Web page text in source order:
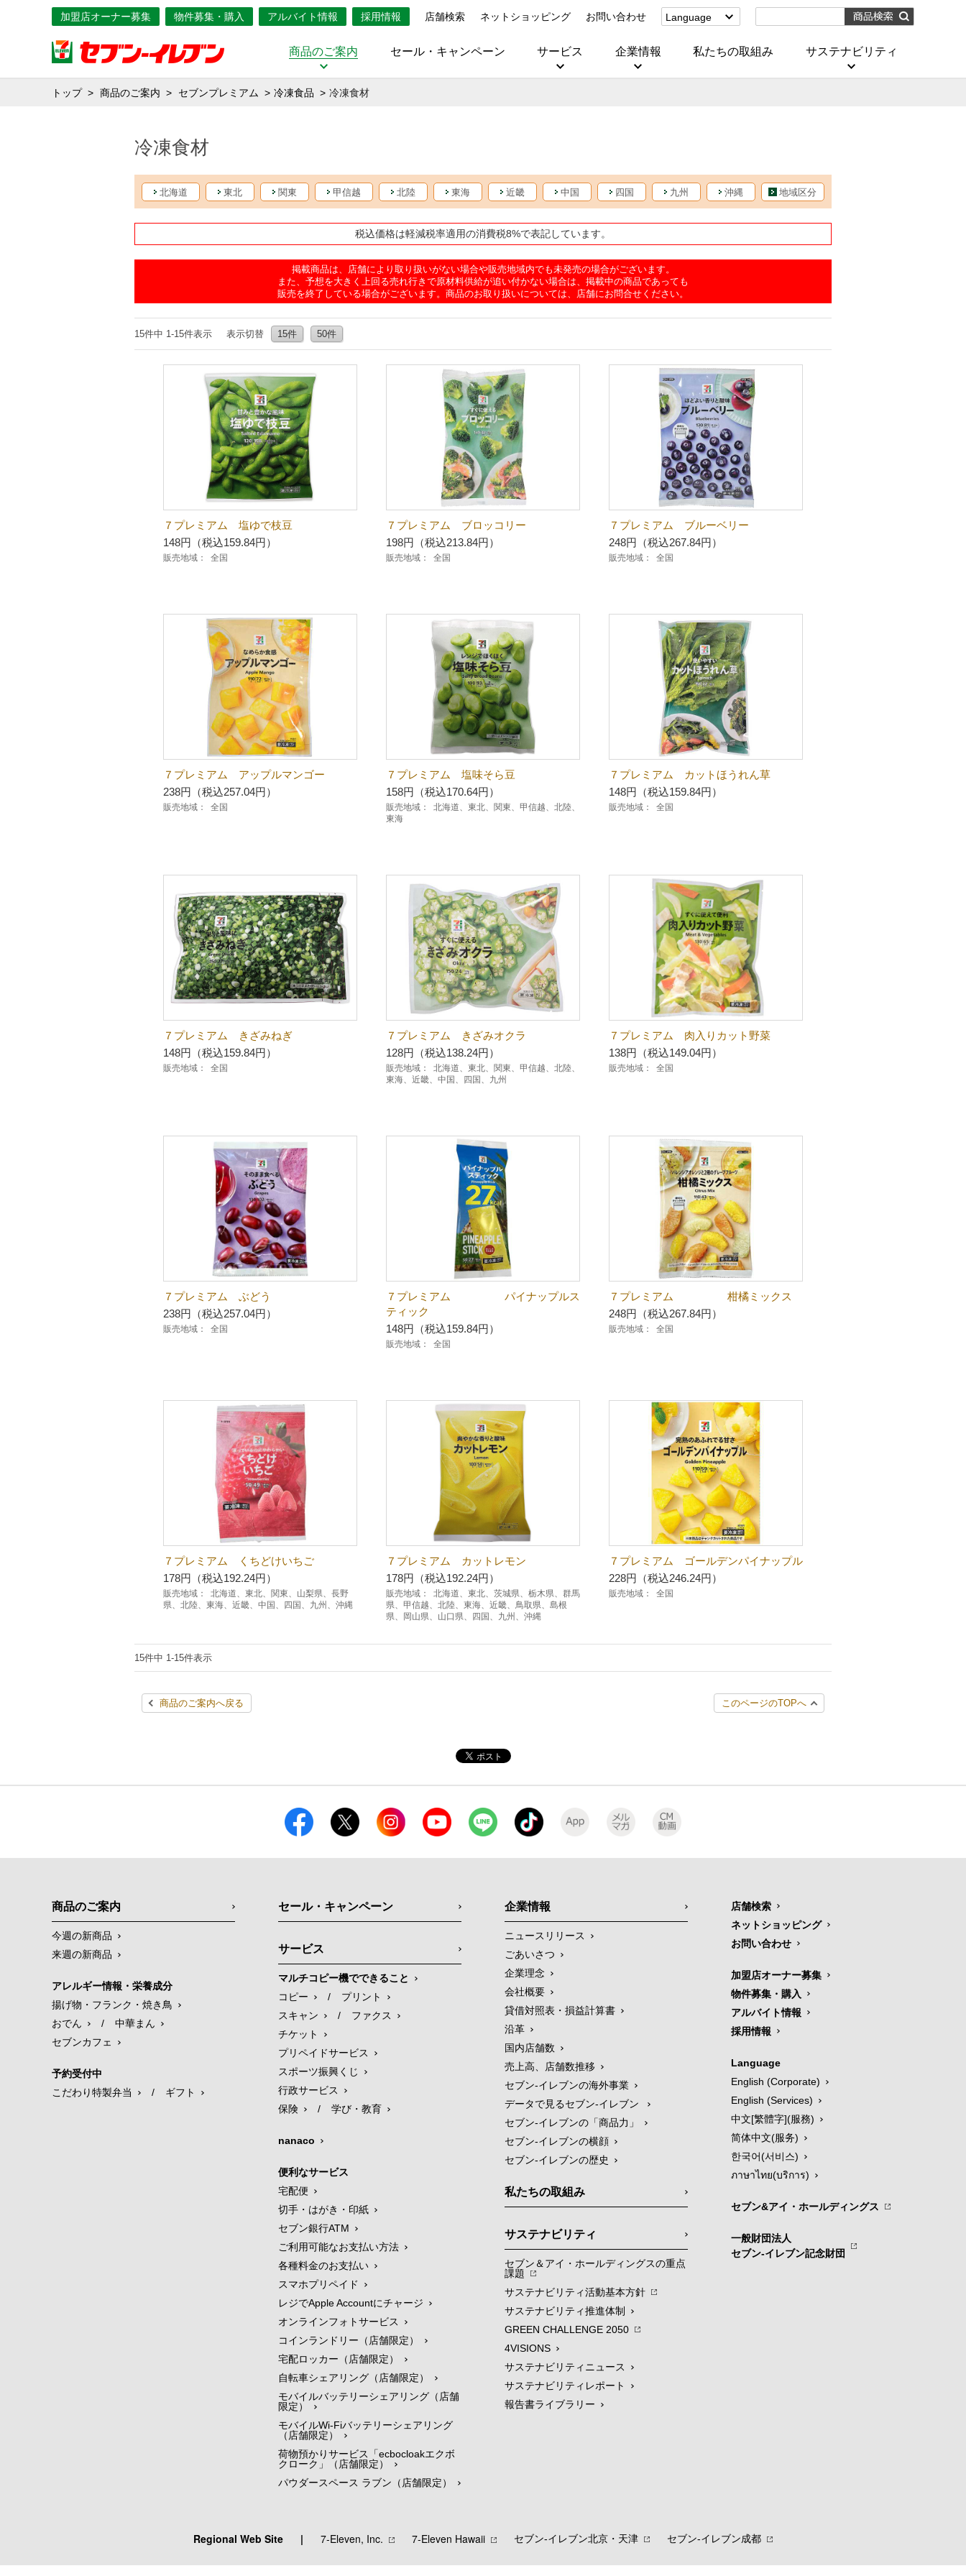
加盟店オーナー募集 物件募集・購入 アルバイト情報 採用情報 店舗検索 ネットショッピング お問い合わせ
Language
(Corporate)
(บริการ)
商品のご案内 セール・キャンペーン サービス 企業情報 私たちの取組み サステナビリティ
トップ 商品のご案内 セブンプレミアム 冷凍食品 冷凍食材
冷凍食材
北海道 東北 関東 甲信越 北陸 東海 近畿 中国 四国 九州 沖縄 地域区分
税込価格は軽減税率適用の消費税8%で表記しています。
掲載商品は、店舗により取り扱いがない場合や販売地域内でも未発売の場合がございます。
また、予想を大きく上回る売れ行きで原材料供給が追い付かない場合は、掲載中の商品であっても
販売を終了している場合がございます。商品のお取り扱いについては、店舗にお問合せください。
15件中 1-15件表示 表示切替 15件 50件
７プレミアム 塩ゆで枝豆
148円（税込159.84円）
販売地域： 全国
７プレミアム ブロッコリー
198円（税込213.84円）
販売地域： 全国
７プレミアム ブルーベリー
248円（税込267.84円）
販売地域： 全国
７プレミアム アップルマンゴー
238円（税込257.04円）
販売地域： 全国
７プレミアム 塩味そら豆
158円（税込170.64円）
販売地域：
北海道、東北、関東、甲信越、北陸、
東海
７プレミアム カットほうれん草
148円（税込159.84円）
販売地域： 全国
７プレミアム きざみねぎ
148円（税込159.84円）
販売地域： 全国
７プレミアム きざみオクラ
128円（税込138.24円）
販売地域：
北海道、東北、関東、甲信越、北陸、
東海、近畿、中国、四国、九州
７プレミアム 肉入りカット野菜
138円（税込149.04円）
販売地域： 全国
７プレミアム ぶどう
238円（税込257.04円）
販売地域： 全国
７プレミアム パイナップルス
ティック
148円（税込159.84円）
販売地域： 全国
７プレミアム 柑橘ミックス
248円（税込267.84円）
販売地域： 全国
７プレミアム くちどけいちご
178円（税込192.24円）
販売地域：
北海道、東北、関東、山梨県、長野
県、北陸、東海、近畿、中国、四国、九州、沖縄
７プレミアム カットレモン
178円（税込192.24円）
販売地域：
北海道、東北、茨城県、栃木県、群馬
県、甲信越、北陸、東海、近畿、鳥取県、島根
県、岡山県、山口県、四国、九州、沖縄
７プレミアム ゴールデンパイナップル
228円（税込246.24円）
販売地域： 全国
15件中 1-15件表示
商品のご案内へ戻る このページのTOPへ
商品のご案内
今週の新商品
来週の新商品
アレルギー情報・栄養成分
揚げ物・フランク・焼き鳥
おでん
/
中華まん
セブンカフェ
予約受付中
こだわり特製弁当
/ ギフト
セール・キャンペーン
サービス
マルチコピー機でできること
コピー
/
プリント
スキャン
/
ファクス
チケット
プリペイドサービス
スポーツ振興くじ
行政サービス
保険
/ 学び・教育
nanaco
便利なサービス
宅配便
切手・はがき・印紙
セブン銀行ATM
ご利用可能なお支払い方法
各種料金のお支払い
スマホプリペイド
レジでApple Accountにチャージ
オンラインフォトサービス
コインランドリー（店舗限定）
宅配ロッカー（店舗限定）
自転車シェアリング（店舗限定）
モバイルバッテリーシェアリング（店舗
限定）
モバイルWi-Fiバッテリーシェアリング
（店舗限定）
荷物預かりサービス「ecbocloakエクボ
クローク」（店舗限定）
パウダースペース ラブン（店舗限定）
企業情報
ニュースリリース
ごあいさつ
企業理念
会社概要
貸借対照表・損益計算書
沿革
国内店舗数
売上高、店舗数推移
セブン‐イレブンの海外事業
データで見るセブン‐イレブン
セブン‐イレブンの「商品力」
セブン-イレブンの横顔
セブン-イレブンの歴史
私たちの取組み
サステナビリティ
セブン＆アイ・ホールディングスの重点
課題
サステナビリティ活動基本方針
サステナビリティ推進体制
GREEN CHALLENGE 2050
4VISIONS
サステナビリティニュース
サステナビリティレポート
報告書ライブラリー
店舗検索
ネットショッピング
お問い合わせ
加盟店オーナー募集
物件募集・購入
アルバイト情報
採用情報
Language
English (Corporate)
English (Services)
中文[繁體字](服務)
简体中文(服务)
한국어(서비스)
ภาษาไทย(บริการ)
セブン&アイ・ホールディングス
一般財団法人
セブン-イレブン記念財団
Regional Web Site | 7‐Eleven, Inc. 7‐Eleven Hawaii セブン‐イレブン北京・天津 セブン‐イレブン成都